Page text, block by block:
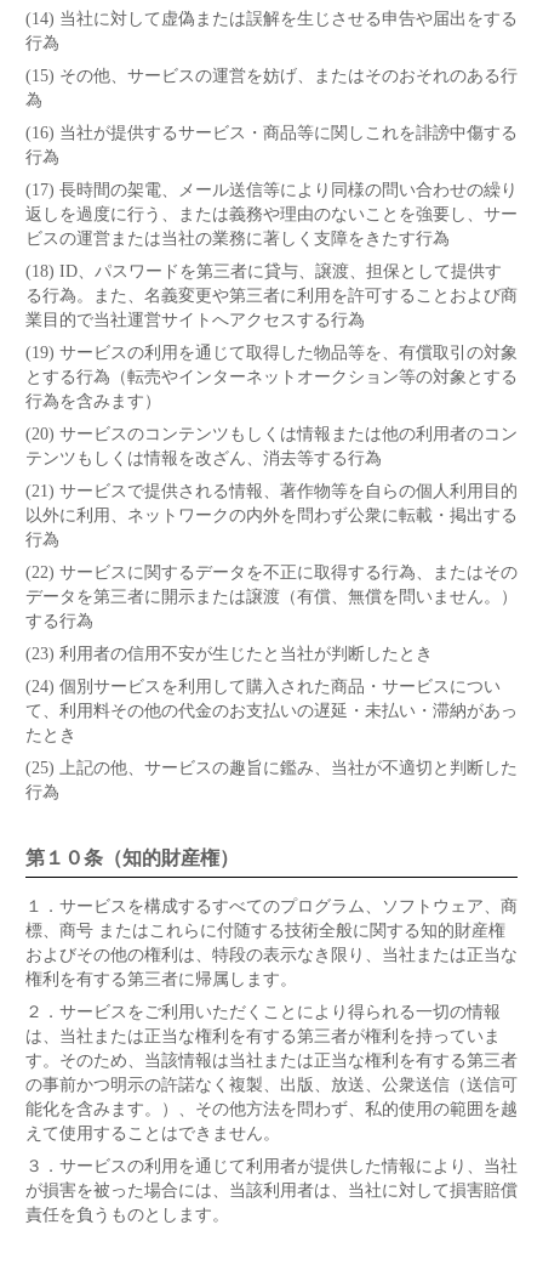
(14) 当社に対して虚偽または誤解を生じさせる申告や届出をする
行為
(15) その他、サービスの運営を妨げ、またはそのおそれのある行
為
(16) 当社が提供するサービス・商品等に関しこれを誹謗中傷する
行為
(17) 長時間の架電、メール送信等により同様の問い合わせの繰り
返しを過度に行う、または義務や理由のないことを強要し、サー
ビスの運営または当社の業務に著しく支障をきたす行為
(18) ID、パスワードを第三者に貸与、譲渡、担保として提供す
る行為。また、名義変更や第三者に利用を許可することおよび商
業目的で当社運営サイトへアクセスする行為
(19) サービスの利用を通じて取得した物品等を、有償取引の対象
とする行為（転売やインターネットオークション等の対象とする
行為を含みます）
(20) サービスのコンテンツもしくは情報または他の利用者のコン
テンツもしくは情報を改ざん、消去等する行為
(21) サービスで提供される情報、著作物等を自らの個人利用目的
以外に利用、ネットワークの内外を問わず公衆に転載・掲出する
行為
(22) サービスに関するデータを不正に取得する行為、またはその
データを第三者に開示または譲渡（有償、無償を問いません。）
する行為
(23) 利用者の信用不安が生じたと当社が判断したとき
(24) 個別サービスを利用して購入された商品・サービスについ
て、利用料その他の代金のお支払いの遅延・未払い・滞納があっ
たとき
(25) 上記の他、サービスの趣旨に鑑み、当社が不適切と判断した
行為
第１０条（知的財産権）
１． サービスを構成するすべてのプログラム、ソフトウェア、商
標、商号 またはこれらに付随する技術全般に関する知的財産権
およびその他の権利は、特段の表示なき限り、当社または正当な
権利を有する第三者に帰属します。
２． サービスをご利用いただくことにより得られる一切の情報
は、当社または正当な権利を有する第三者が権利を持っていま
す。そのため、当該情報は当社または正当な権利を有する第三者
の事前かつ明示の許諾なく複製、出版、放送、公衆送信（送信可
能化を含みます。）、その他方法を問わず、私的使用の範囲を越
えて使用することはできません。
３． サービスの利用を通じて利用者が提供した情報により、当社
が損害を被った場合には、当該利用者は、当社に対して損害賠償
責任を負うものとします。